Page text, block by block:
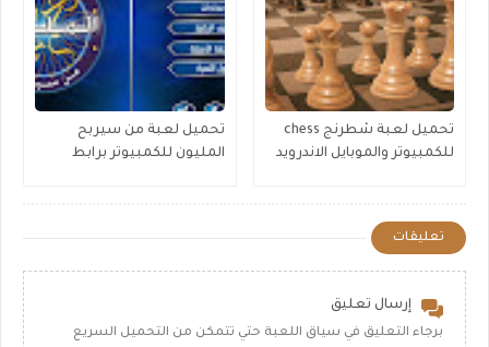
تحميل لعبة شطرنج chess
للكمبيوتر والموبايل الاندرويد
تحميل لعبة من سيربح
المليون للكمبيوتر برابط
تعليقات
إرسال تعليق
برجاء التعليق في سياق اللعبة حتي تتمكن من التحميل السريع